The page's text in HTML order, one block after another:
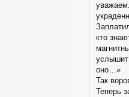
кто
оно…»
Так
Теперь